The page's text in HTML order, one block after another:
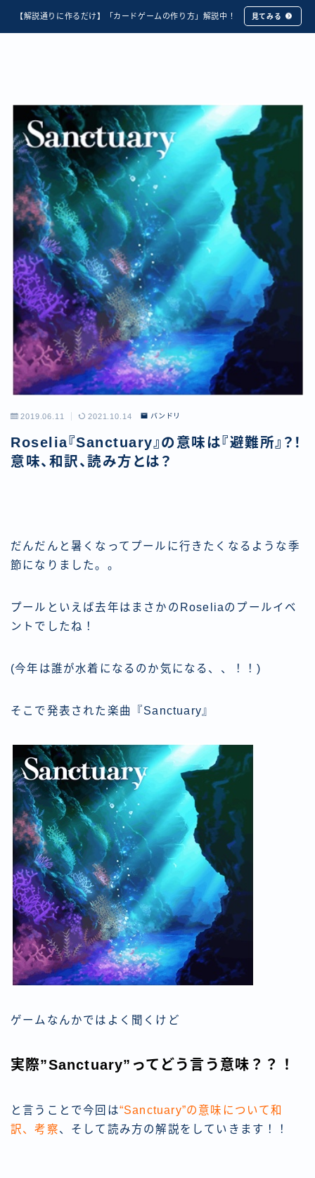
【解説通りに作るだけ】「カードゲームの作り方」解説中！ 見てみる
2019.06.11 2021.10.14 バンドリ
Roselia『Sanctuary』の意味は『避難所』？！
意味、和訳、読み方とは？
だんだんと暑くなってプールに行きたくなるような季
節になりました。。
プールといえば去年はまさかのRoseliaのプールイベ
ントでしたね！
(今年は誰が水着になるのか気になる、、！！)
そこで発表された楽曲『Sanctuary』
ゲームなんかではよく聞くけど
実際”Sanctuary”ってどう言う意味？？！
と言うことで今回は“Sanctuary”の意味について和
訳、考察、そして読み方の解説をしていきます！！